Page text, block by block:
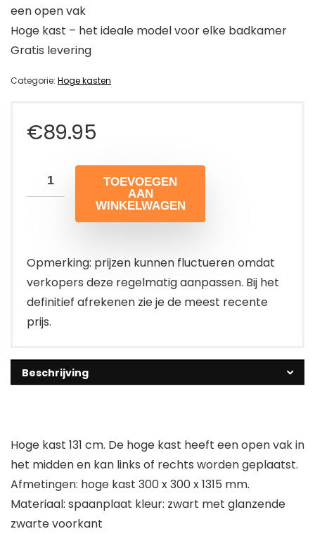
een open vak
Hoge kast – het ideale model voor elke badkamer
Gratis levering
Categorie: Hoge kasten
€89.95
TOEVOEGEN
AAN
WINKELWAGEN
Opmerking: prijzen kunnen fluctueren omdat
verkopers deze regelmatig aanpassen. Bij het
definitief afrekenen zie je de meest recente
prijs.
Beschrijving
Hoge kast 131 cm. De hoge kast heeft een open vak in
het midden en kan links of rechts worden geplaatst.
Afmetingen: hoge kast 300 x 300 x 1315 mm.
Materiaal: spaanplaat kleur: zwart met glanzende
zwarte voorkant